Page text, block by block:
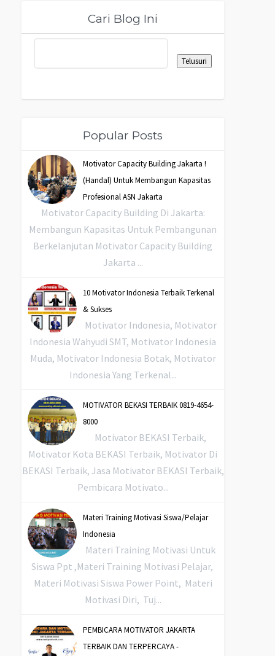
Cari Blog Ini
Popular Posts
Motivator Capacity Building Jakarta !
(Handal) Untuk Membangun Kapasitas
Profesional ASN Jakarta
Motivator Capacity Building Di Jakarta:
Membangun Kapasitas Untuk Pembangunan
Berkelanjutan Motivator Capacity Building
Jakarta ...
10 Motivator Indonesia Terbaik Terkenal
& Sukses
Motivator Indonesia, Motivator
Indonesia Wahyudi SMT, Motivator Indonesia
Muda, Motivator Indonesia Botak, Motivator
Indonesia Yang Terkenal...
MOTIVATOR BEKASI TERBAIK 0819-4654-
8000
Motivator BEKASI Terbaik,
Motivator Kota BEKASI Terbaik, Motivator Di
BEKASI Terbaik, Jasa Motivator BEKASI Terbaik,
Pembicara Motivato...
Materi Training Motivasi Siswa/Pelajar
Indonesia
Materi Training Motivasi Untuk
Siswa Ppt ,Materi Training Motivasi Pelajar,
Materi Motivasi Siswa Power Point, Materi
Motivasi Diri, Tuj...
PEMBICARA MOTIVATOR JAKARTA
TERBAIK DAN TERPERCAYA -